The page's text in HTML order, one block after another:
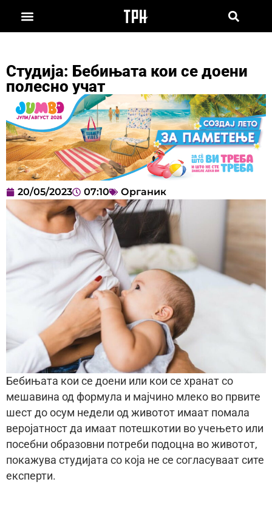
Студија: Бебињата кои се доени
полесно учат
20/05/2023 07:10 Органик
Бебињата кои се доени или кои се хранат со
мешавина од формула и мајчино млеко во првите
шест до осум недели од животот имаат помала
веројатност да имаат потешкотии во учењето или
посебни образовни потреби подоцна во животот,
покажува студијата со која не се согласуваат сите
експерти.